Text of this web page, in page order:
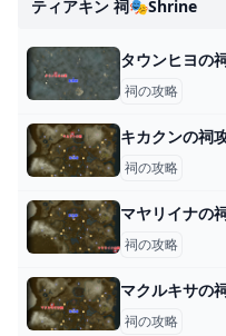
ティアキン 祠🎭shrine
タウンヒヨの
祠の攻略
キカクンの祠
祠の攻略
マヤリイナの
祠の攻略
マクルキサの
祠の攻略